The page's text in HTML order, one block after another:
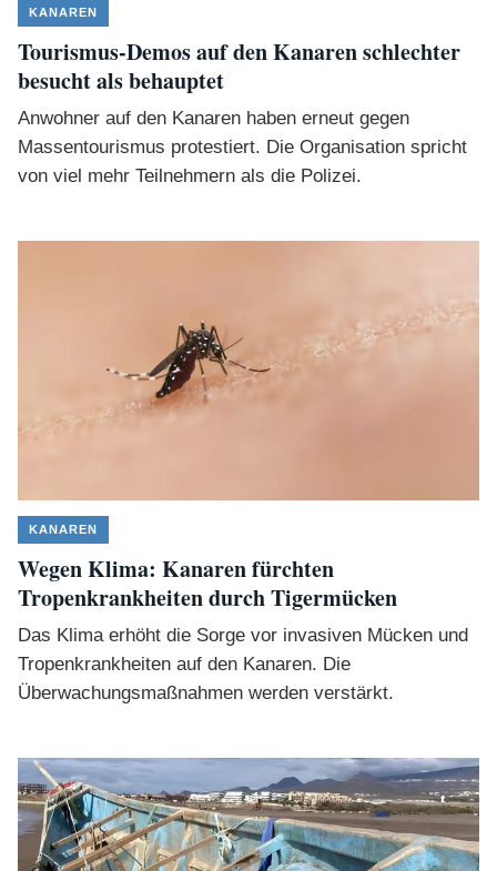
KANAREN
Tourismus-Demos auf den Kanaren schlechter
besucht als behauptet
Anwohner auf den Kanaren haben erneut gegen
Massentourismus protestiert. Die Organisation spricht
von viel mehr Teilnehmern als die Polizei.
KANAREN
Wegen Klima: Kanaren fürchten
Tropenkrankheiten durch Tigermücken
Das Klima erhöht die Sorge vor invasiven Mücken und
Tropenkrankheiten auf den Kanaren. Die
Überwachungsmaßnahmen werden verstärkt.